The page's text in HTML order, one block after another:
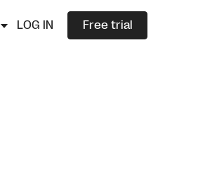
LOG IN Free trial